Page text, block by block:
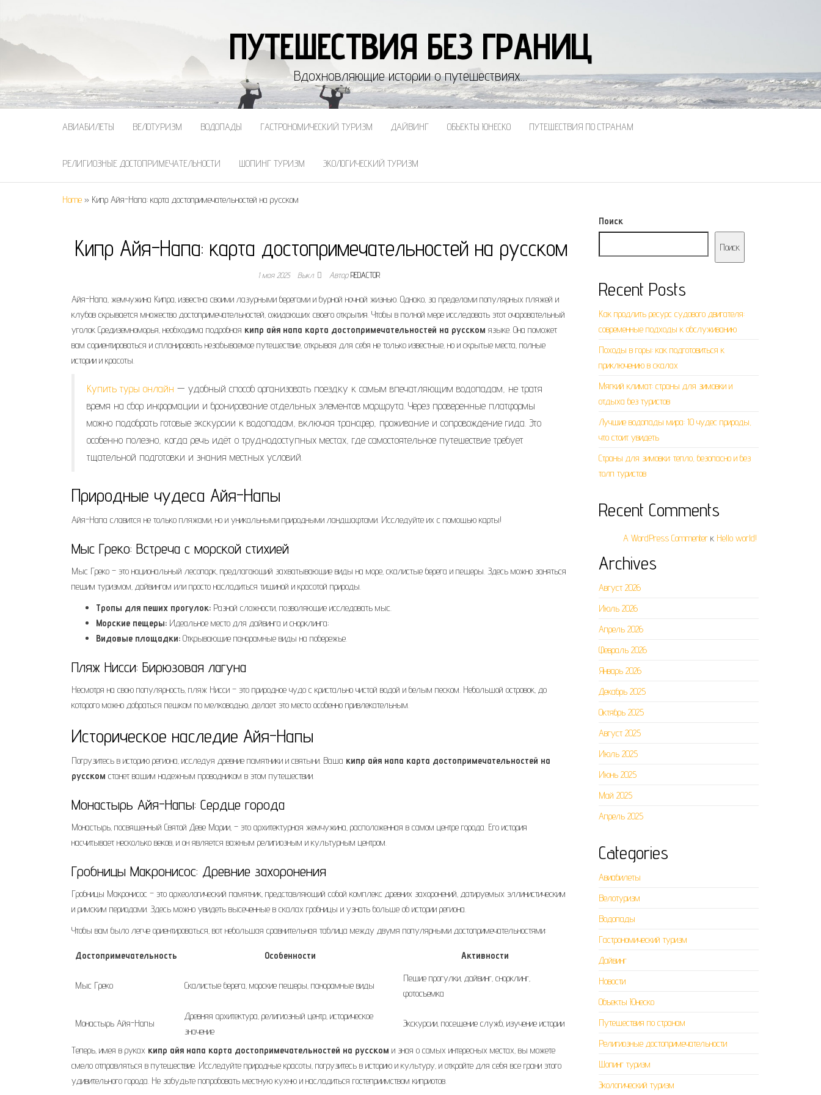
ПУТЕШЕСТВИЯ БЕЗ ГРАНИЦ
Вдохновляющие истории о путешествиях…
АВИАБИЛЕТЫ ВЕЛОТУРИЗМ ВОДОПАДЫ ГАСТРОНОМИЧЕСКИЙ ТУРИЗМ ДАЙВИНГ ОБЪЕКТЫ ЮНЕСКО ПУТЕШЕСТВИЯ ПО СТРАНАМ
РЕЛИГИОЗНЫЕ ДОСТОПРИМЕЧАТЕЛЬНОСТИ ШОПИНГ ТУРИЗМ ЭКОЛОГИЧЕСКИЙ ТУРИЗМ
Home » Кипр Айя-Напа: карта достопримечательностей на русском
Кипр Айя-Напа: карта достопримечательностей на русском
1 мая 2025 Выкл. АвторREDACTOR
Айя-Напа‚ жемчужина Кипра‚ известна своими лазурными берегами и бурной ночной жизнью. Однако‚ за пределами популярных пляжей и
клубов скрывается множество достопримечательностей‚ ожидающих своего открытия. Чтобы в полной мере исследовать этот очаровательный
уголок Средиземноморья‚ необходима подробная кипр айя напа карта достопримечательностей на русском языке. Она поможет
вам сориентироваться и спланировать незабываемое путешествие‚ открывая для себя не только известные‚ но и скрытые места‚ полные
истории и красоты.
Купить туры онлайн — удобный способ организовать поездку к самым впечатляющим водопадам, не тратя
время на сбор информации и бронирование отдельных элементов маршрута. Через проверенные платформы
можно подобрать готовые экскурсии к водопадам, включая трансфер, проживание и сопровождение гида. Это
особенно полезно, когда речь идёт о труднодоступных местах, где самостоятельное путешествие требует
тщательной подготовки и знания местных условий.
Природные чудеса Айя-Напы
Айя-Напа славится не только пляжами‚ но и уникальными природными ландшафтами. Исследуйте их с помощью карты!
Мыс Греко: Встреча с морской стихией
Мыс Греко – это национальный лесопарк‚ предлагающий захватывающие виды на море‚ скалистые берега и пещеры. Здесь можно заняться
пешим туризмом‚ дайвингом или просто насладиться тишиной и красотой природы.
Тропы для пеших прогулок: Разной сложности‚ позволяющие исследовать мыс.
Морские пещеры: Идеальное место для дайвинга и снорклинга;
Видовые площадки: Открывающие панорамные виды на побережье.
Пляж Нисси: Бирюзовая лагуна
Несмотря на свою популярность‚ пляж Нисси – это природное чудо с кристально чистой водой и белым песком. Небольшой островок‚ до
которого можно добраться пешком по мелководью‚ делает это место особенно привлекательным.
Историческое наследие Айя-Напы
Погрузитесь в историю региона‚ исследуя древние памятники и святыни. Ваша кипр айя напа карта достопримечательностей на
русском станет вашим надежным проводником в этом путешествии.
Монастырь Айя-Напы: Сердце города
Монастырь‚ посвященный Святой Деве Марии‚ – это архитектурная жемчужина‚ расположенная в самом центре города. Его история
насчитывает несколько веков‚ и он является важным религиозным и культурным центром.
Гробницы Макронисос: Древние захоронения
Гробницы Макронисос – это археологический памятник‚ представляющий собой комплекс древних захоронений‚ датируемых эллинистическим
и римским периодами. Здесь можно увидеть высеченные в скалах гробницы и узнать больше об истории региона.
Чтобы вам было легче ориентироваться‚ вот небольшая сравнительная таблица между двумя популярными достопримечательностями:
Достопримечательность Особенности Активности
Мыс Греко Скалистые берега‚ морские пещеры‚ панорамные виды
Пешие прогулки‚ дайвинг‚ снорклинг‚
фотосъемка
Монастырь Айя-Напы
Древняя архитектура‚ религиозный центр‚ историческое
значение
Экскурсии‚ посещение служб‚ изучение истории
Теперь‚ имея в руках кипр айя напа карта достопримечательностей на русском и зная о самых интересных местах‚ вы можете
смело отправляться в путешествие. Исследуйте природные красоты‚ погрузитесь в историю и культуру‚ и откройте для себя все грани этого
удивительного города. Не забудьте попробовать местную кухню и насладиться гостеприимством киприотов.
Поиск
Поиск
Recent Posts
Как продлить ресурс судового двигателя:
современные подходы к обслуживанию
Походы в горы: как подготовиться к
приключению в скалах
Мягкий климат: страны для зимовки и
отдыха без туристов
Лучшие водопады мира: 10 чудес природы,
что стоит увидеть
Страны для зимовки: тепло, безопасно и без
толп туристов
Recent Comments
A WordPress Commenterк Hello world!
Archives
Август 2026
Июль 2026
Апрель 2026
Февраль 2026
Январь 2026
Декабрь 2025
Октябрь 2025
Август 2025
Июль 2025
Июнь 2025
Май 2025
Апрель 2025
Categories
Авиабилеты
Велотуризм
Водопады
Гастрономический туризм
Дайвинг
Новости
Объекты Юнеско
Путешествия по странам
Религиозные достопримечательности
Шопинг туризм
Экологический туризм